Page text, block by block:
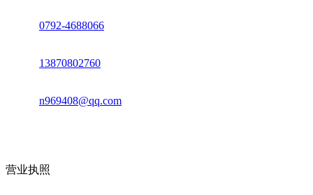
0792-4688066
13870802760
n969408@qq.com
营业执照